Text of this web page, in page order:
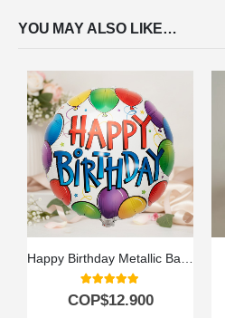
YOU MAY ALSO LIKE…
5.00out of 5
COP$12.900